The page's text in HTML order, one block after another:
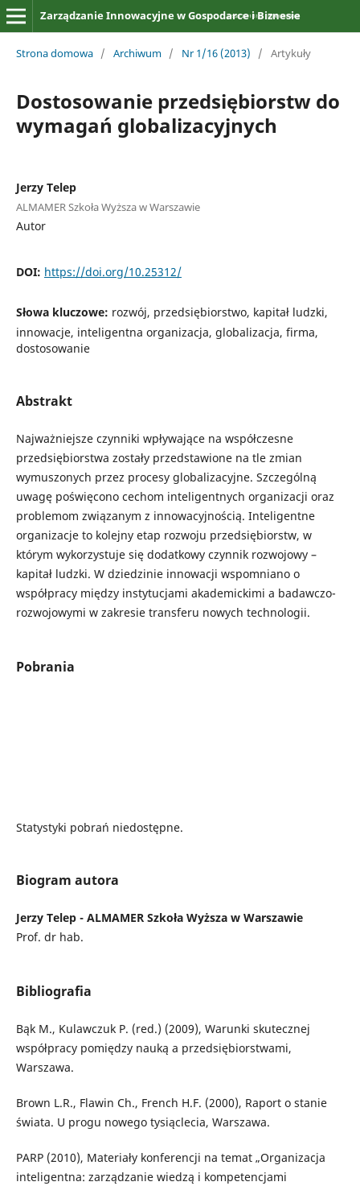
Zarządzanie Innowacyjne w Gospodarce i Biznesie
Strona domowa / Archiwum / Nr 1/16 (2013) / Artykuły
Dostosowanie przedsiębiorstw do
wymagań globalizacyjnych
Jerzy Telep
ALMAMER Szkoła Wyższa w Warszawie
Autor
DOI: https://doi.org/10.25312/
Słowa kluczowe: rozwój, przedsiębiorstwo, kapitał ludzki,
innowacje, inteligentna organizacja, globalizacja, firma,
dostosowanie
Abstrakt
Najważniejsze czynniki wpływające na współczesne
przedsiębiorstwa zostały przedstawione na tle zmian
wymuszonych przez procesy globalizacyjne. Szczególną
uwagę poświęcono cechom inteligentnych organizacji oraz
problemom związanym z innowacyjnością. Inteligentne
organizacje to kolejny etap rozwoju przedsiębiorstw, w
którym wykorzystuje się dodatkowy czynnik rozwojowy –
kapitał ludzki. W dziedzinie innowacji wspomniano o
współpracy między instytucjami akademickimi a badawczo-
rozwojowymi w zakresie transferu nowych technologii.
Pobrania
Statystyki pobrań niedostępne.
Biogram autora
Jerzy Telep - ALMAMER Szkoła Wyższa w Warszawie
Prof. dr hab.
Bibliografia
Bąk M., Kulawczuk P. (red.) (2009), Warunki skutecznej
współpracy pomiędzy nauką a przedsiębiorstwami,
Warszawa.
Brown L.R., Flawin Ch., French H.F. (2000), Raport o stanie
świata. U progu nowego tysiąclecia, Warszawa.
PARP (2010), Materiały konferencji na temat „Organizacja
inteligentna: zarządzanie wiedzą i kompetencjami